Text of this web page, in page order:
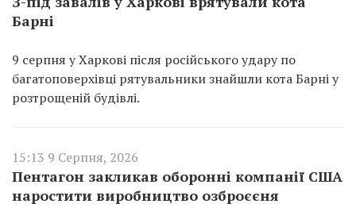
Барні
9 серпня у Харкові після російського удару по
багатоповерхівці рятувальники знайшли кота Барні у
розтрощеній будівлі.
15:13 9 Серпня, 2026
Пентагон закликав оборонні компанії США
наростити виробництво озброєєня